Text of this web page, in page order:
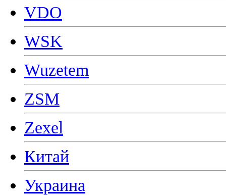
VDO
WSK
Wuzetem
ZSM
Zexel
Китай
Украина